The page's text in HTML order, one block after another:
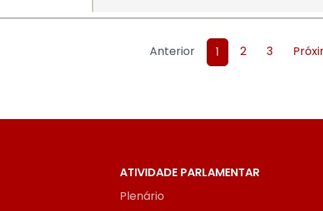
Anterior 1 2 3
ATIVIDADE PARLAMENTAR
Plenário